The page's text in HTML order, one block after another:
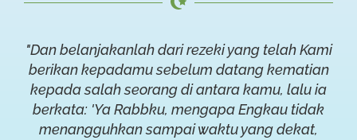
"Dan belanjakanlah dari rezeki yang telah Kami
berikan kepadamu sebelum datang kematian
kepada salah seorang di antara kamu, lalu ia
berkata: 'Ya Rabbku, mengapa Engkau tidak
menangguhkan sampai waktu yang dekat,